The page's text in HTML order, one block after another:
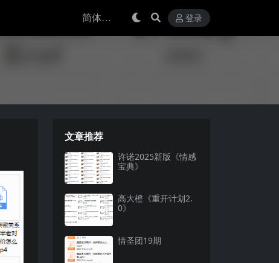
登录
文章推荐
许诺2025新版《情感
宝典》
高大橙《重开计划2.
0》
情圣团19期